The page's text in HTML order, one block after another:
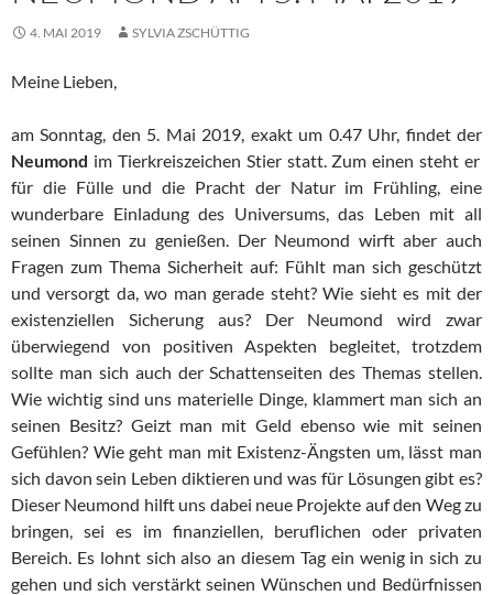
4. MAI 2019 SYLVIA ZSCHÜTTIG
Meine Lieben,
am Sonntag, den 5. Mai 2019, exakt um 0.47 Uhr, findet der
Neumond im Tierkreiszeichen Stier statt. Zum einen steht er
für die Fülle und die Pracht der Natur im Frühling, eine
wunderbare Einladung des Universums, das Leben mit all
seinen Sinnen zu genießen. Der Neumond wirft aber auch
Fragen zum Thema Sicherheit auf: Fühlt man sich geschützt
und versorgt da, wo man gerade steht? Wie sieht es mit der
existenziellen Sicherung aus? Der Neumond wird zwar
überwiegend von positiven Aspekten begleitet, trotzdem
sollte man sich auch der Schattenseiten des Themas stellen.
Wie wichtig sind uns materielle Dinge, klammert man sich an
seinen Besitz? Geizt man mit Geld ebenso wie mit seinen
Gefühlen? Wie geht man mit Existenz-Ängsten um, lässt man
sich davon sein Leben diktieren und was für Lösungen gibt es?
Dieser Neumond hilft uns dabei neue Projekte auf den Weg zu
bringen, sei es im finanziellen, beruflichen oder privaten
Bereich. Es lohnt sich also an diesem Tag ein wenig in sich zu
gehen und sich verstärkt seinen Wünschen und Bedürfnissen